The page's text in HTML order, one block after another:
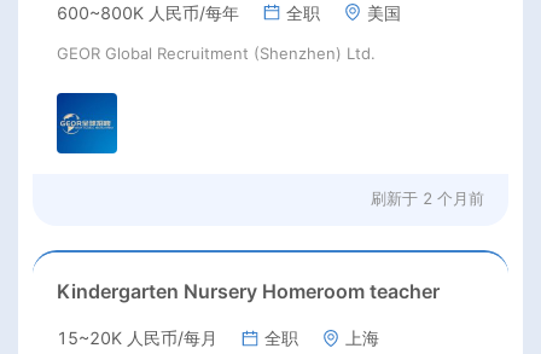
600~800K 人民币/每年 全职 美国
GEOR Global Recruitment (Shenzhen) Ltd.
刷新于 2 个月前
Kindergarten Nursery Homeroom teacher
15~20K 人民币/每月 全职 上海